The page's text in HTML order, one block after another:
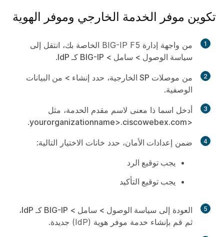
تكوين موفر الخدمة الخارجي وموفر الهوية
1
من واجهة إدارة BIG-IP F5 الخاصة بك، انتقل إلى
سياسة الوصول > سامل > BIG-IP كـ IdP .
2 من موصلات SP الخارجية ، حدد إنشاء > من البيانات
الوصفية.
3
أدخل اسما ذا معنى لاسم مقدم الخدمة، مثل
<yourorganizationname>.ciscowebex.com
.
4 ضمن إعدادات الأمان، حدد خانات الاختيار التالية:
يجب توقيع الرد
يجب توقيع التأكيد
5 العودة إلى سياسة الوصول > سامل > BIG-IP كـ IdP
،
ثم قم بإنشاء خدمة موفر هوية (IdP) جديدة.